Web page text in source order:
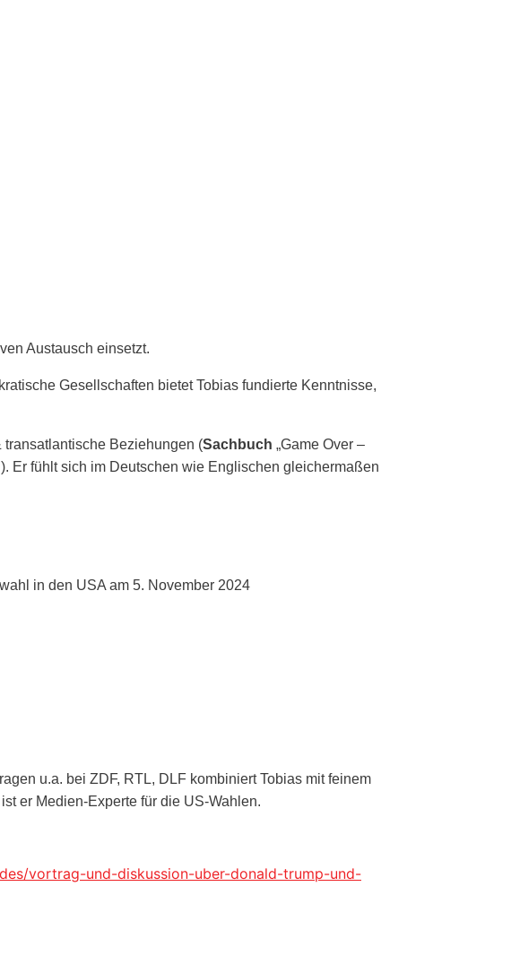
Austausch einsetzt.
Gesellschaften bietet Tobias fundierte Kenntnisse,
Beziehungen (Sachbuch „Game Over –
). Er fühlt sich im Deutschen wie Englischen gleichermaßen
in den USA am 5. November 2024
u.a. bei ZDF, RTL, DLF kombiniert Tobias mit feinem
er Medien-Experte für die US-Wahlen.
vortrag-und-diskussion-uber-donald-trump-und-